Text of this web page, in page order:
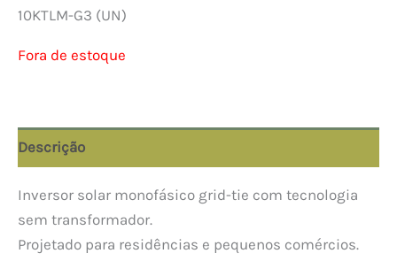
10KTLM-G3 (UN)
Fora de estoque
Descrição
Inversor solar monofásico grid-tie com tecnologia
sem transformador.
Projetado para residências e pequenos comércios.